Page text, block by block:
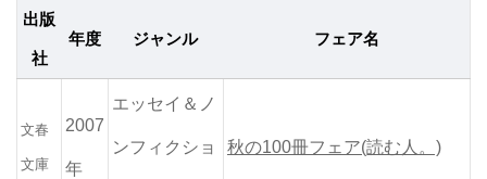
出版
社
年度 ジャンル フェア名
文春
文庫
2007
年
エッセイ＆ノ
ンフィクショ 秋の100冊フェア(読む人。)